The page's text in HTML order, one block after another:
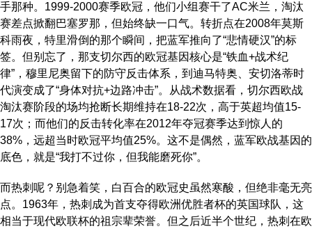
手那种。1999-2000赛季欧冠，他们小组赛干了AC米兰，淘汰
赛差点掀翻巴塞罗那，但始终缺一口气。转折点在2008年莫斯
科雨夜，特里滑倒的那个瞬间，把蓝军推向了“悲情硬汉”的标
签。但别忘了，那支切尔西的欧冠基因核心是“铁血+战术纪
律”，穆里尼奥留下的防守反击体系，到迪马特奥、安切洛蒂时
代演变成了“身体对抗+边路冲击”。从战术数据看，切尔西欧战
淘汰赛阶段的场均抢断长期维持在18-22次，高于英超均值15-
17次；而他们的反击转化率在2012年夺冠赛季达到惊人的
38%，远超当时欧冠平均值25%。这不是偶然，蓝军欧战基因的
底色，就是“我打不过你，但我能磨死你”。
而热刺呢？别急着笑，白百合的欧冠史虽然寒酸，但绝非毫无亮
点。1963年，热刺成为首支夺得欧洲优胜者杯的英国球队，这
相当于现代欧联杯的祖宗辈荣誉。但之后近半个世纪，热刺在欧